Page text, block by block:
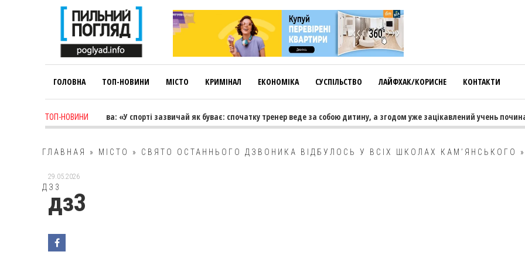
ГОЛОВНА ТОП-НОВИНИ МІСТО КРИМІНАЛ ЕКОНОМІКА СУСПІЛЬСТВО ЛАЙФХАК/КОРИСНЕ КОНТАКТИ
ТОП-НОВИНИ
Лариса Коновалова: «У спорті зазвичай як буває: спочатку тренер веде за собою дитину, а згодом уже зацікавлений учень
ГЛАВНАЯ » МІСТО » СВЯТО ОСТАННЬОГО ДЗВОНИКА ВІДБУЛОСЬ У ВСІХ ШКОЛАХ КАМ’ЯНСЬКОГО »
ДЗ3
29.05.2026
дз3